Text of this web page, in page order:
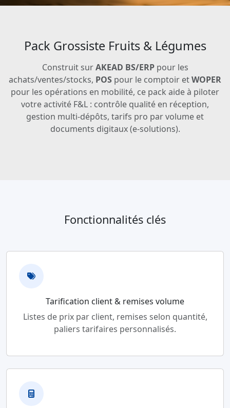
Pack Grossiste Fruits & Légumes
Construit surAKEAD BS/ERPpour les
achats/ventes/stocks, POS pour le comptoir etWOPER
pour les opérations en mobilité, ce pack aide à piloter
votre activité F&L : contrôle qualité en réception,
gestion multi-dépôts, tarifs pro par volume et
documents digitaux (e-solutions).
Fonctionnalités clés
Tarification client & remises volume
Listes de prix par client, remises selon quantité,
paliers tarifaires personnalisés.